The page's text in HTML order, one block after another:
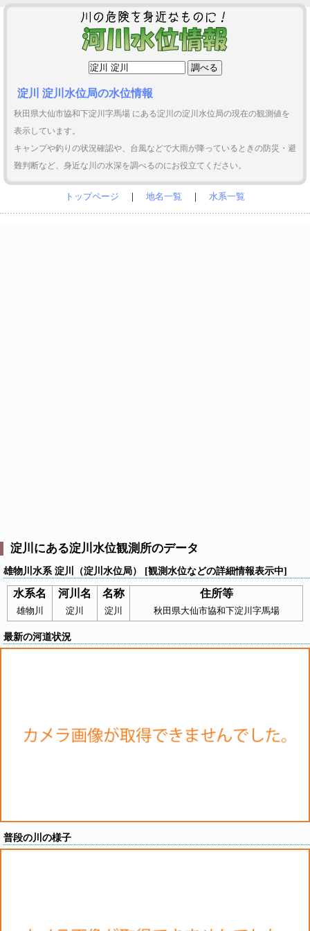
淀川 淀川水位局の水位情報
秋田県大仙市協和下淀川字馬場 にある淀川の淀川水位局の現在の観測値を
表示しています。
キャンプや釣りの状況確認や、台風などで大雨が降っているときの防災・避
難判断など、身近な川の水深を調べるのにお役立てください。
トップページ ｜ 地名一覧 ｜ 水系一覧
淀川にある淀川水位観測所のデータ
雄物川水系 淀川（淀川水位局） [観測水位などの詳細情報表示中]
水系名 河川名 名称 住所等
雄物川 淀川 淀川 秋田県大仙市協和下淀川字馬場
最新の河道状況
普段の川の様子